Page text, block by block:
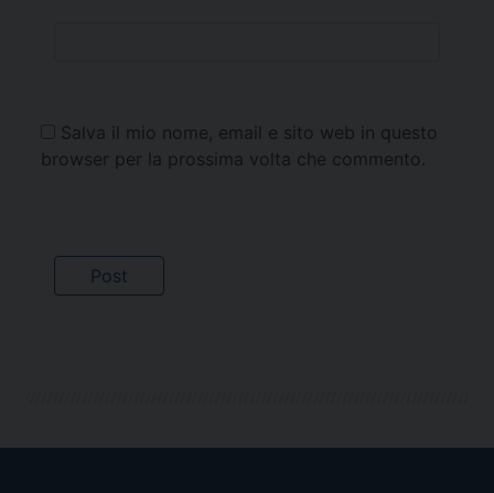
Salva il mio nome, email e sito web in questo
browser per la prossima volta che commento.